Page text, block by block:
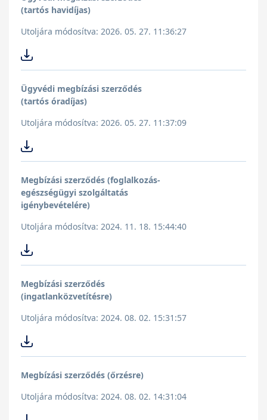
(tartós havidíjas)
Utoljára módosítva: 2026. 05. 27. 11:36:27
Ügyvédi megbízási szerződés
(tartós óradíjas)
Utoljára módosítva: 2026. 05. 27. 11:37:09
Megbízási szerződés (foglalkozás-
egészségügyi szolgáltatás
igénybevételére)
Utoljára módosítva: 2024. 11. 18. 15:44:40
Megbízási szerződés
(ingatlanközvetítésre)
Utoljára módosítva: 2024. 08. 02. 15:31:57
Megbízási szerződés (őrzésre)
Utoljára módosítva: 2024. 08. 02. 14:31:04